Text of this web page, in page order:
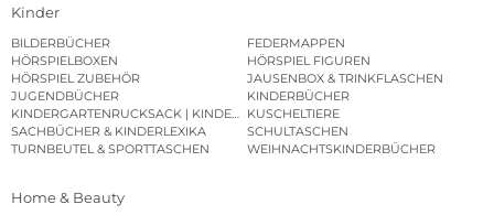
Kinder
BILDERBÜCHER
FEDERMAPPEN
HÖRSPIELBOXEN
HÖRSPIEL FIGUREN
HÖRSPIEL ZUBEHÖR
JAUSENBOX & TRINKFLASCHEN
JUGENDBÜCHER
KINDERBÜCHER
KINDERGARTENRUCKSACK | KINDERGARTENBEUTEL
KUSCHELTIERE
SACHBÜCHER & KINDERLEXIKA
SCHULTASCHEN
TURNBEUTEL & SPORTTASCHEN
WEIHNACHTSKINDERBÜCHER
Home & Beauty